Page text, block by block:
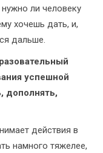
ли человеку
хочешь дать, и,
дальше.
успешной
дополнять,
действия в
намного тяжелее,